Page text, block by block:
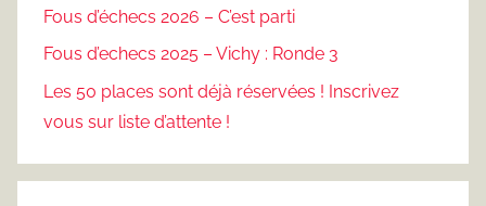
Fous d’échecs 2026 – C’est parti
Fous d’echecs 2025 – Vichy : Ronde 3
Les 50 places sont déjà réservées ! Inscrivez
vous sur liste d’attente !